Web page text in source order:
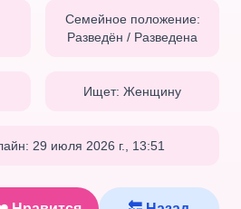
Семейное положение:
Разведён / Разведена
Ищет: Женщину
29 июля 2026 г., 13:51